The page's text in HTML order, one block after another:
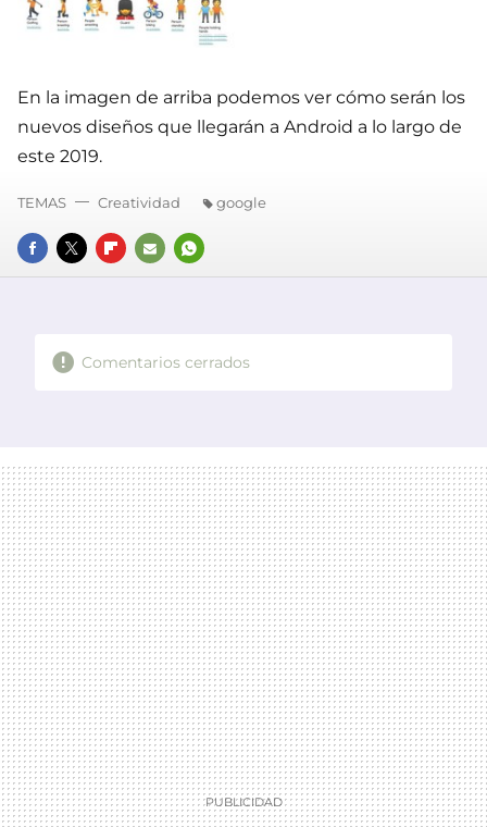
En la imagen de arriba podemos ver cómo serán los
nuevos diseños que llegarán a Android a lo largo de
este 2019.
FACEBOOK
TWITTERFLIPBOARD
E-
WHATSAPP
TEMAS Creatividad google
Comentarios cerrados